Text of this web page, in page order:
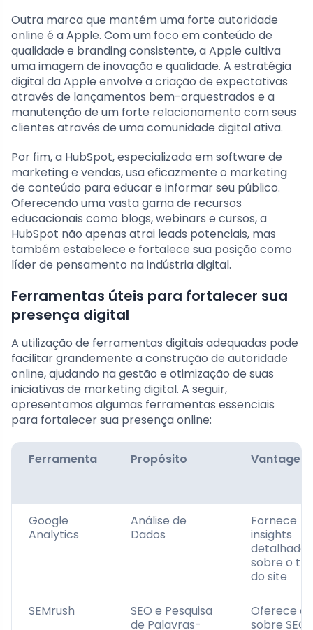
Outra marca que mantém uma forte autoridade
online é a Apple. Com um foco em conteúdo de
qualidade e branding consistente, a Apple cultiva
uma imagem de inovação e qualidade. A estratégia
digital da Apple envolve a criação de expectativas
através de lançamentos bem-orquestrados e a
manutenção de um forte relacionamento com seus
clientes através de uma comunidade digital ativa.
Por fim, a HubSpot, especializada em software de
marketing e vendas, usa eficazmente o marketing
de conteúdo para educar e informar seu público.
Oferecendo uma vasta gama de recursos
educacionais como blogs, webinars e cursos, a
HubSpot não apenas atrai leads potenciais, mas
também estabelece e fortalece sua posição como
líder de pensamento na indústria digital.
Ferramentas úteis para fortalecer sua
presença digital
A utilização de ferramentas digitais adequadas pode
facilitar grandemente a construção de autoridade
online, ajudando na gestão e otimização de suas
iniciativas de marketing digital. A seguir,
apresentamos algumas ferramentas essenciais
para fortalecer sua presença online:
Ferramenta Propósito Vantagens
Google
Analytics
Análise de
Dados
Fornece
insights
detalhados
sobre o
do site
SEMrush
SEO e Pesquisa
de Palavras-
Oferece
sobre SEO